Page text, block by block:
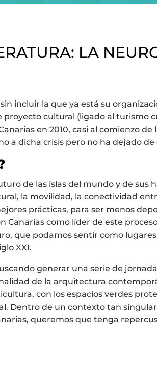
LA
incluir la que ya está su
cultural (ligado al turismo
en 2010, casi al comienzo de
a dicha crisis pero no ha dejado de
de las islas del mundo y de
la movilidad, la conectividad
prácticas, para ser menos
como líder de este
que podamos sentir como
XXI.
generar una serie de
de la arquitectura
con los espacios verdes
Dentro de un contexto tan
queremos que tenga